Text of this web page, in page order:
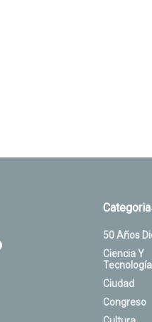
50 Años
Ciencia Y
Tecnología
Ciudad
Congreso